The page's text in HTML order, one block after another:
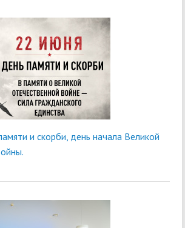
и скорби, день начала Великой